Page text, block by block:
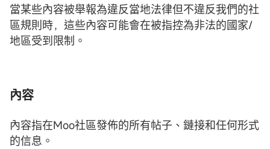
當某些內容被舉報為違反當地法律但不違反我們的社
區規則時，這些內容可能會在被指控為非法的國家/
地區受到限制。
內容
內容指在Moo社區發佈的所有帖子、鏈接和任何形式
的信息。